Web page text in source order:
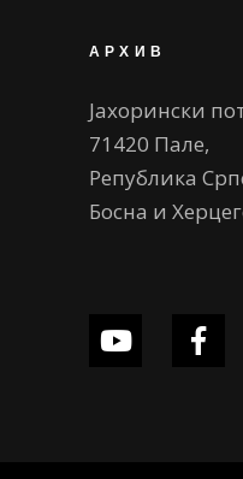
АРХИВ
Јахорински
71420 Пале,
Република
Босна и